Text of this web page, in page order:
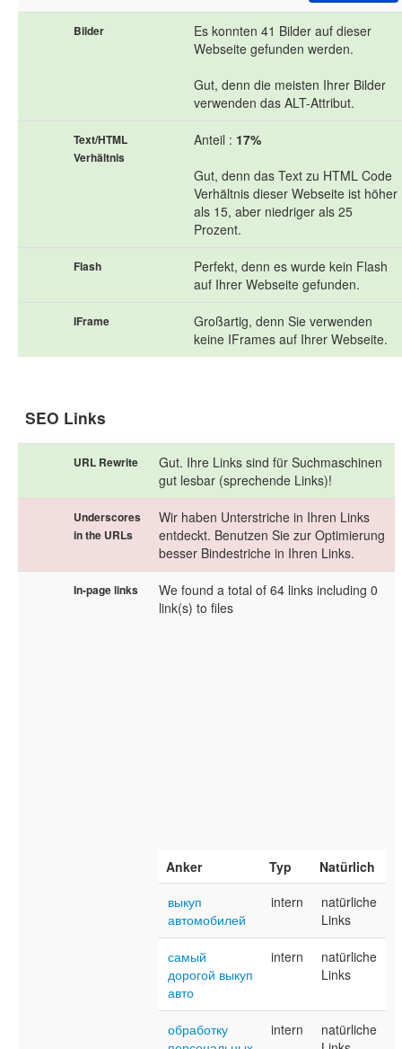
Bilder
Es konnten 41 Bilder auf dieser
Webseite gefunden werden.
Gut, denn die meisten Ihrer Bilder
verwenden das ALT-Attribut.
Text/HTML
Verhältnis
Anteil : 17%
Gut, denn das Text zu HTML Code
Verhältnis dieser Webseite ist höher
als 15, aber niedriger als 25
Prozent.
Flash
Perfekt, denn es wurde kein Flash
auf Ihrer Webseite gefunden.
IFrame
Großartig, denn Sie verwenden
keine IFrames auf Ihrer Webseite.
SEO Links
URL Rewrite
Gut. Ihre Links sind für Suchmaschinen
gut lesbar (sprechende Links)!
Underscores
in the URLs
Wir haben Unterstriche in Ihren Links
entdeckt. Benutzen Sie zur Optimierung
besser Bindestriche in Ihren Links.
In-page links
We found a total of 64 links including 0
link(s) to files
Anker Typ
Natürlich
выкуп
автомобилей
intern
natürliche
Links
самый
дорогой выкуп
авто
intern
natürliche
Links
обработку
intern
natürliche